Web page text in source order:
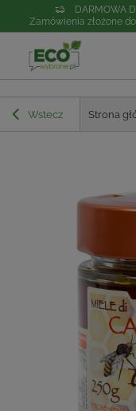
DARMOWA
Zamówienia złożone
Wstecz Strona